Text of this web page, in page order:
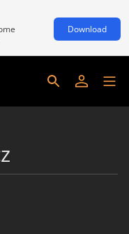
Download